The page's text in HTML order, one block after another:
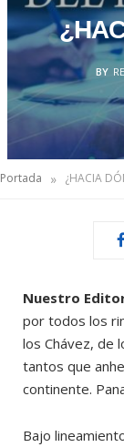
BY
Portada » ¿HACIA
Nuestro
por todos los
los Chávez, de
tantos que
continente.
Bajo